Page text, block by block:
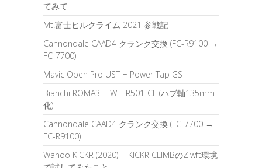
てみて
Mt.富士ヒルクライム 2021 参戦記
Cannondale CAAD4 クランク交換 (FC-R9100 →
FC-7700)
Mavic Open Pro UST + Power Tap GS
Bianchi ROMA3 + WH-R501-CL (ハブ軸135mm
化)
Cannondale CAAD4 クランク交換 (FC-7700 →
FC-R9100)
Wahoo KICKR (2020) + KICKR CLIMBのZiwft環境